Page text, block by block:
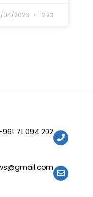
04/2025 12:23 م
202 094 71 961+